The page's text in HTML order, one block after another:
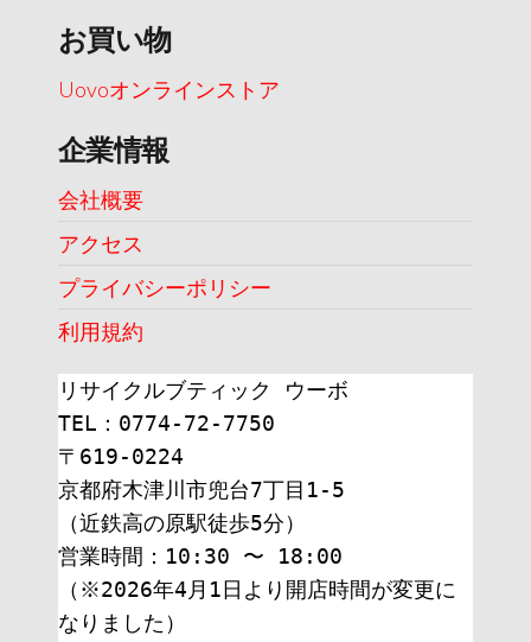
お買い物
Uovoオンラインストア
企業情報
会社概要
アクセス
プライバシーポリシー
利用規約
リサイクルブティック ウーボ
TEL：0774-72-7750
〒619-0224
京都府木津川市兜台7丁目1-5
（近鉄高の原駅徒歩5分）
営業時間：10:30 〜 18:00
（※2026年4月1日より開店時間が変更に
なりました）